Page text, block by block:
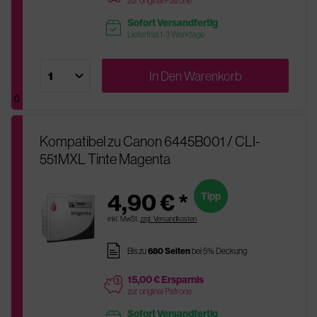
readytoship Sofort Versandfertig
Lieferfrist 1-3 Werktage
In DenWarenkorb
Kompatibel zu Canon 6445B001 / CLI-
551MXL Tinte Magenta
4,90 € *
inkl. MwSt. zzgl. Versandkosten
Tipp
pages Bis zu680 Seitenbei 5% Deckung
price 15,00 € Ersparnis
zur original Patrone
Sofort Versandfertig